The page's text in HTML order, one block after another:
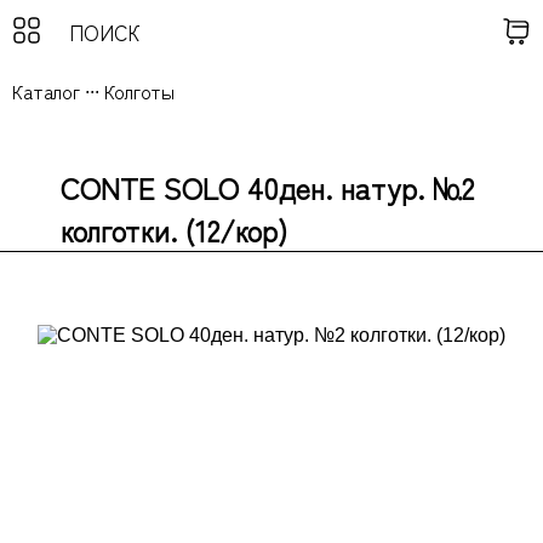
Каталог ... Колготы
CONTE SOLO 40ден. натур. №2
колготки. (12/кор)